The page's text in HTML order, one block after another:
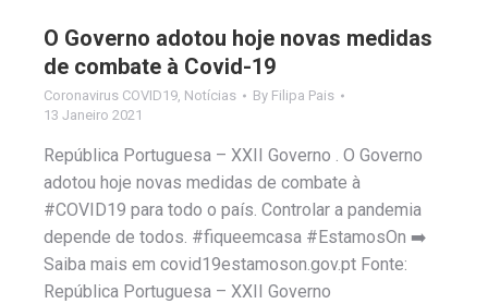
O Governo adotou hoje novas medidas
de combate à Covid-19
Coronavirus COVID19, Notícias By Filipa Pais
13 Janeiro 2021
República Portuguesa – XXII Governo . O Governo
adotou hoje novas medidas de combate à
#COVID19 para todo o país. Controlar a pandemia
depende de todos. #fiqueemcasa #EstamosOn ➡️
Saiba mais em covid19estamoson.gov.pt Fonte:
República Portuguesa – XXII Governo